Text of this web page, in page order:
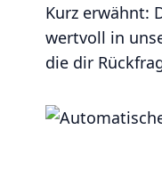
Kurz erwähnt:
wertvoll in
die dir